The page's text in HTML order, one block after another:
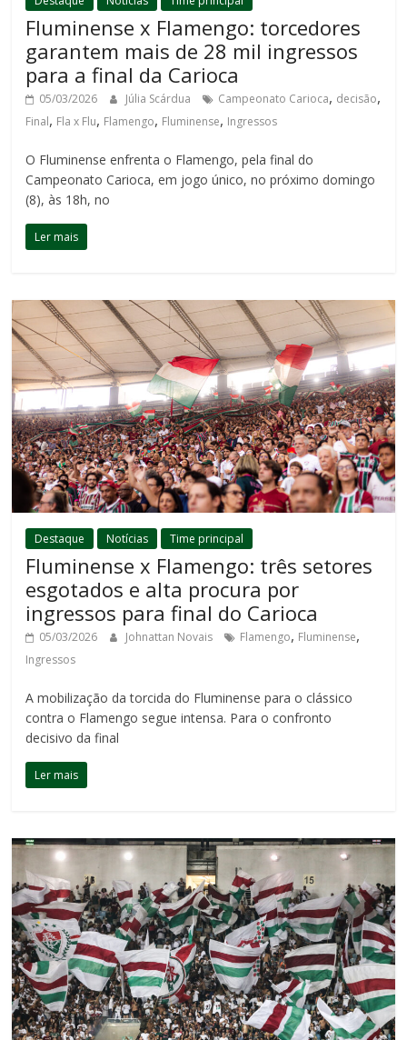
Fluminense x Flamengo: torcedores
garantem mais de 28 mil ingressos
para a final da Carioca
05/03/2026 Júlia Scárdua Campeonato Carioca, decisão,
Final, Fla x Flu, Flamengo, Fluminense, Ingressos
O Fluminense enfrenta o Flamengo, pela final do
Campeonato Carioca, em jogo único, no próximo domingo
(8), às 18h, no
Ler mais
Destaque Notícias Time principal
Fluminense x Flamengo: três setores
esgotados e alta procura por
ingressos para final do Carioca
05/03/2026 Johnattan Novais Flamengo, Fluminense,
Ingressos
A mobilização da torcida do Fluminense para o clássico
contra o Flamengo segue intensa. Para o confronto
decisivo da final
Ler mais